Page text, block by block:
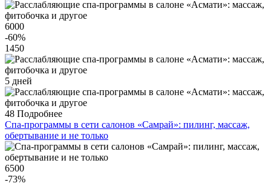
6000
-60%
1450
5 дней
48 Подробнее
Спа-программы в сети салонов «Самрай»: пилинг, массаж,
обертывание и не только
6500
-73%